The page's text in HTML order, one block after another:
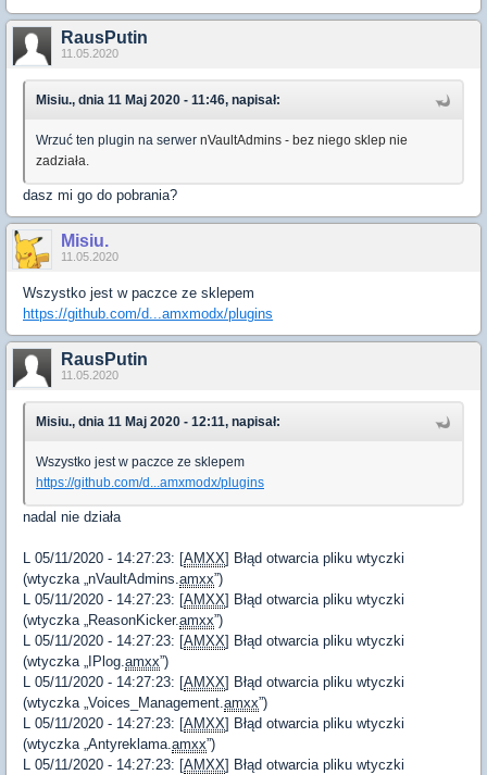
RausPutin
11.05.2020
Misiu., dnia 11 Maj 2020 - 11:46, napisał:
Wrzuć ten plugin na serwer nVaultAdmins - bez niego sklep nie
zadziała.
dasz mi go do pobrania?
Misiu.
11.05.2020
Wszystko jest w paczce ze sklepem
https://github.com/d...amxmodx/plugins
RausPutin
11.05.2020
Misiu., dnia 11 Maj 2020 - 12:11, napisał:
Wszystko jest w paczce ze sklepem
https://github.com/d...amxmodx/plugins
nadal nie działa
L 05/11/2020 - 14:27:23: [AMXX] Błąd otwarcia pliku wtyczki
(wtyczka „nVaultAdmins.amxx”)
L 05/11/2020 - 14:27:23: [AMXX] Błąd otwarcia pliku wtyczki
(wtyczka „ReasonKicker.amxx”)
L 05/11/2020 - 14:27:23: [AMXX] Błąd otwarcia pliku wtyczki
(wtyczka „IPlog.amxx”)
L 05/11/2020 - 14:27:23: [AMXX] Błąd otwarcia pliku wtyczki
(wtyczka „Voices_Management.amxx”)
L 05/11/2020 - 14:27:23: [AMXX] Błąd otwarcia pliku wtyczki
(wtyczka „Antyreklama.amxx”)
L 05/11/2020 - 14:27:23: [AMXX] Błąd otwarcia pliku wtyczki